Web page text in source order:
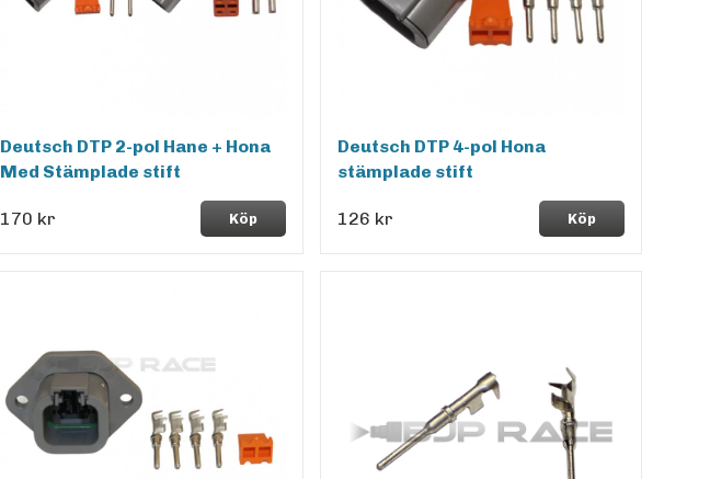
Deutsch DTP 2-pol Hane + Hona
Med Stämplade stift
170 kr Köp
Deutsch DTP 4-pol Hona
stämplade stift
126 kr Köp